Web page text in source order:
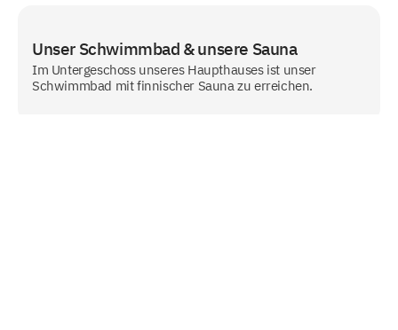
Unser Schwimmbad & unsere Sauna
Im Untergeschoss unseres Haupthauses ist unser
Schwimmbad mit finnischer Sauna zu erreichen.